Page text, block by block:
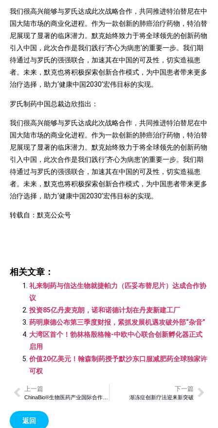
我们很高兴能够与罗氏达成此次战略合作，共同推进特泊替尼在中
国大陆市场的商业化进程。作为一款创新的肺癌治疗药物，特泊替
尼展现了显著的临床潜力。 默克始终致力于将全球领先的创新药物
引入中国，此次合作是我们践行‘齐心为病患’的重要一步。我们期
待通过与罗氏的强强联合，加速其在中国的可及性，切实造福患
者。未来，默克也将积极探索创新合作模式，为中国患者带来更多
治疗选择，助力‘健康中国2030’宏伟目标的实现。
罗氏制药中国总裁边欣指出：
我们很高兴能够与罗氏达成此次战略合作，共同推进特泊替尼在中
国大陆市场的商业化进程。作为一款创新的肺癌治疗药物，特泊替
尼展现了显著的临床潜力。 默克始终致力于将全球领先的创新药物
引入中国，此次合作是我们践行‘齐心为病患’的重要一步。我们期
待通过与罗氏的强强联合，加速其在中国的可及性，切实造福患
者。未来，默克也将积极探索创新合作模式，为中国患者带来更多
治疗选择，助力‘健康中国2030’宏伟目标的实现。
转载自：默克公众号
相关文章：
礼来制药与信达生物就捷帕力（匹妥布替尼片）达成合作协
议
投资85亿丹麦克朗，诺和诺德计划在丹麦新建工厂
药明康德公布第三季度财报，紧抓发展机遇攻破外部“杂音”
大湾区首个！勃林格殷格翰-中欧中心联合创新孵化器正式
启用
价值20亿美元！翰森制药授予默沙东口服减肥药全球独家许
可权
上一篇 下一篇
渐冻症创新疗法迎来新突破
返回